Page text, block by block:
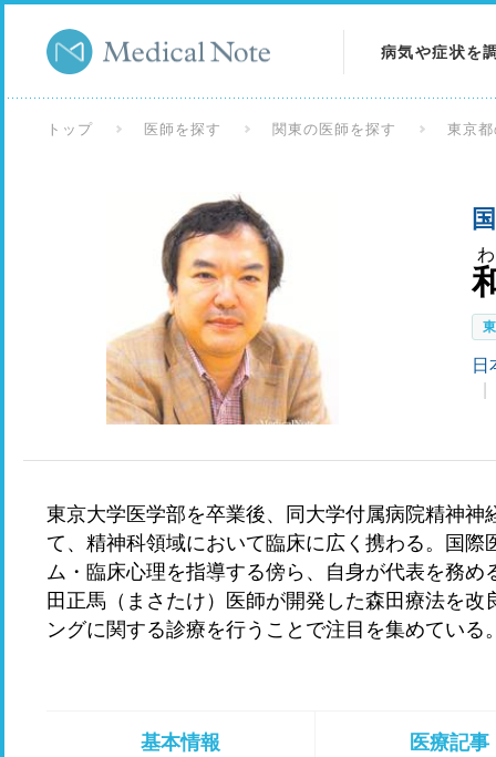
病気や症状を
検査を調べる
トップ 医師を探す 関東の医師を探す 東京
日
東京大学医学部を卒業後、同大学付属病院精神
て、精神科領域において臨床に広く携わる。国
ム・臨床心理を指導する傍ら、自身が代表を務
田正馬（まさたけ）医師が開発した森田療法を
ングに関する診療を行うことで注目を集めている
基本情報 医療記事